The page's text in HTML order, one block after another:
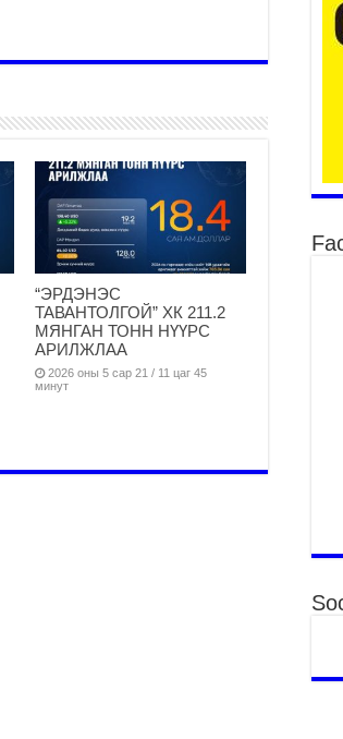
“ЭРДЭНЭС
ТАВАНТОЛГОЙ” ХК 211.2
МЯНГАН ТОНН НҮҮРС
АРИЛЖЛАА
2026 оны 5 сар 21 / 11 цаг 45
минут